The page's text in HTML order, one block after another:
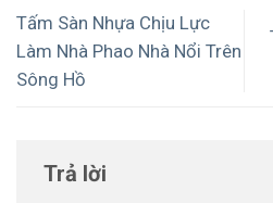
Tấm Sàn Nhựa Chịu Lực
Làm Nhà Phao Nhà Nổi Trên
Sông Hồ
Trả lời